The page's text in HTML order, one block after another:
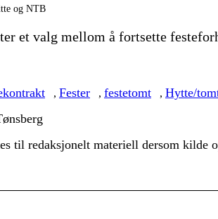
og NTB
et valg mellom å fortsette
, Fester , festetomt , Hytte/
til redaksjonelt materiell dersom kilde